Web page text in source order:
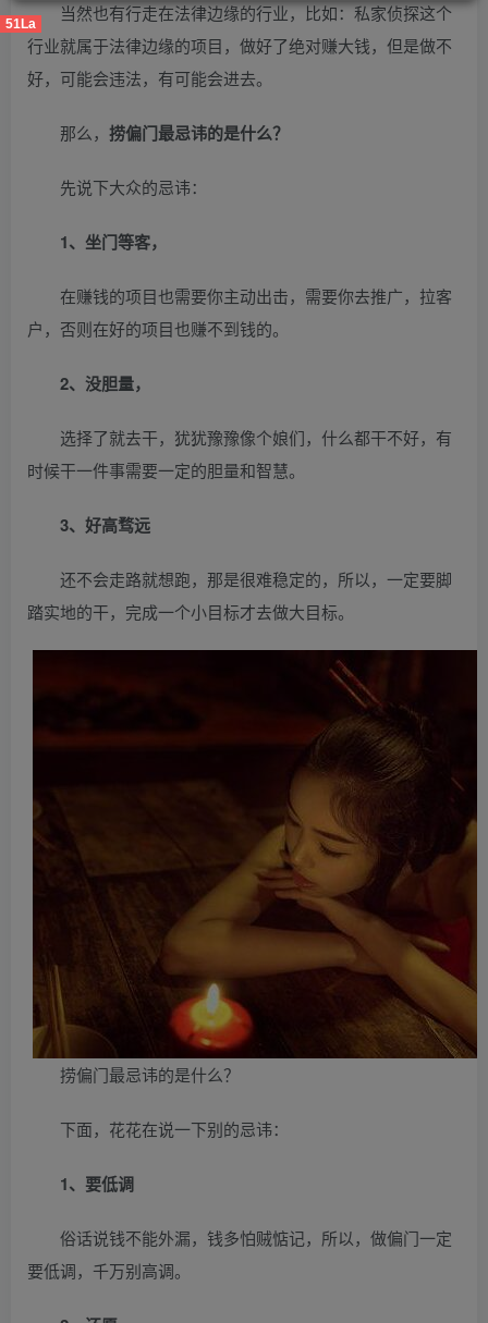
当然也有行走在法律边缘的行业，比如：私家侦探这个
行业就属于法律边缘的项目，做好了绝对赚大钱，但是做不
好，可能会违法，有可能会进去。
那么， 捞偏门最忌讳的是什么？
先说下大众的忌讳：
1、坐门等客，
在赚钱的项目也需要你主动出击，需要你去推广，拉客
户，否则在好的项目也赚不到钱的。
2、没胆量，
选择了就去干，犹犹豫豫像个娘们，什么都干不好，有
时候干一件事需要一定的胆量和智慧。
3、好高骛远
还不会走路就想跑，那是很难稳定的，所以，一定要脚
踏实地的干，完成一个小目标才去做大目标。
捞偏门最忌讳的是什么？
下面，花花在说一下别的忌讳：
1、要低调
俗话说钱不能外漏，钱多怕贼惦记，所以，做偏门一定
要低调，千万别高调。
51La